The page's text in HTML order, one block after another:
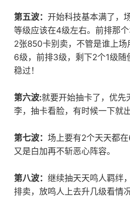
第五波： 开始科技基本满了，
等级应该在4级左右。前排那
2张850卡别卖，不管是谁上
6级，前排3级，剩下2个1级随
稳过！
第六波:就要开始抽卡了，优先
李，抽卡看脸，有时候一下就出
第七波： 场上要有2个天天都
又是白加再不斩恶心阵容。
第八波： 继续抽天天鸣人羁绊
排卖，放鸣人上去升几级看情况